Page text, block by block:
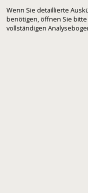
Wenn Sie detaillierte
benötigen, öffnen Sie
vollständigen